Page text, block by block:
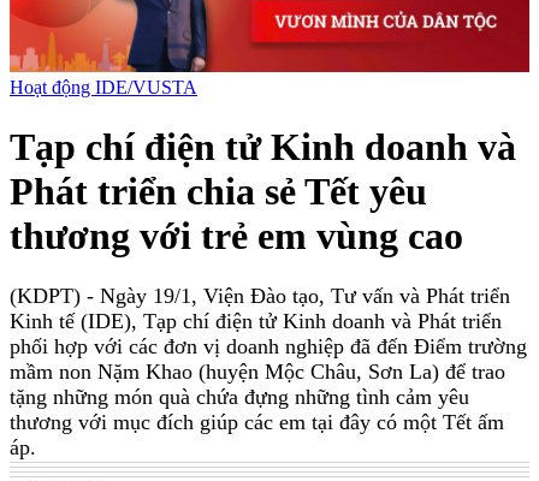
Hoạt động IDE/VUSTA
Tạp chí điện tử Kinh doanh và
Phát triển chia sẻ Tết yêu
thương với trẻ em vùng cao
(KDPT) - Ngày 19/1, Viện Đào tạo, Tư vấn và Phát triển
Kinh tế (IDE), Tạp chí điện tử Kinh doanh và Phát triển
phối hợp với các đơn vị doanh nghiệp đã đến Điểm trường
mầm non Nặm Khao (huyện Mộc Châu, Sơn La) để trao
tặng những món quà chứa đựng những tình cảm yêu
thương với mục đích giúp các em tại đây có một Tết ấm
áp.